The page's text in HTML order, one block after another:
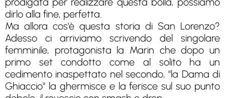
dirlo alla fine, perfetta.
Ma allora cos'è questa storia di San Lorenzo?
Adesso ci arriviamo scrivendo del singolare
femminile, protagonista la Marin che dopo un
primo set condotto come al solito ha un
cedimento inaspettato nel secondo, "la Dama di
Ghiaccio" la ghermisce e la ferisce sul suo punto